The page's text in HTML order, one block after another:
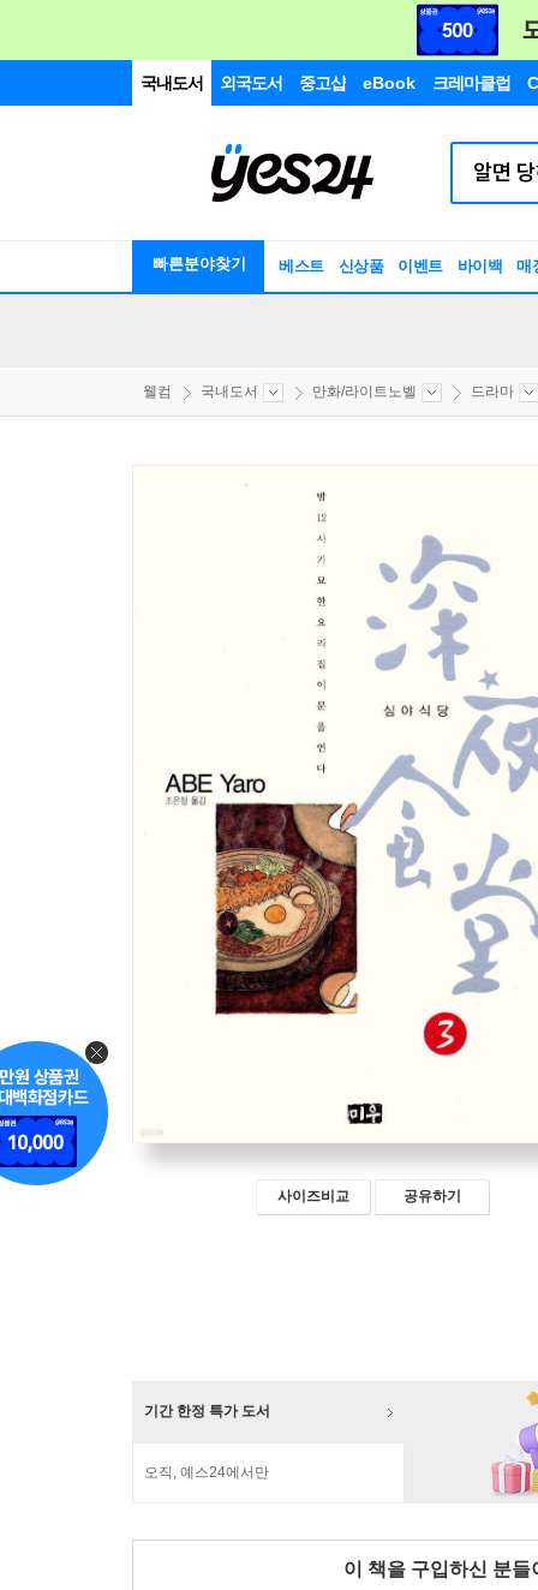
국내도서 외국도서 중고샵 eBook 크레마클럽
빠른분야찾기 베스트 신상품 이벤트 바이백 매
웰컴 국내도서 만화/라이트노벨 드라마
사이즈비교 공유하기
기간 한정 특가 도서
오직, 예스24에서만
이 책을 구입하신 분